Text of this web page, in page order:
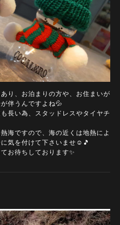
り、お泊まりの方や、お住まいが
伴うんですよね💦
長い為、スタッドレスやタイヤチ
海ですので、海の近くは地熱によ
気を付けて下さいませ☺️🎵
お待ちしております✨